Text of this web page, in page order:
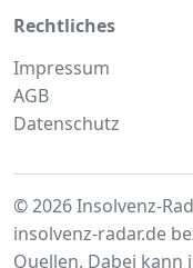
Rechtliches
Impressum
AGB
Datenschutz
© 2026 Insolvenz-
insolvenz-radar.de
Quellen. Dabei kann